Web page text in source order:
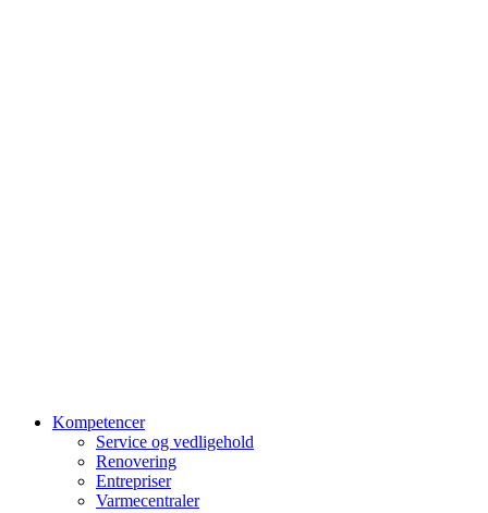
Kompetencer
Service og vedligehold
Renovering
Entrepriser
Varmecentraler